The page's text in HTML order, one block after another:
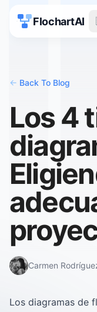
FlochartAI
<- Back To Blog
Los 4
Carmen
Los diagramas de